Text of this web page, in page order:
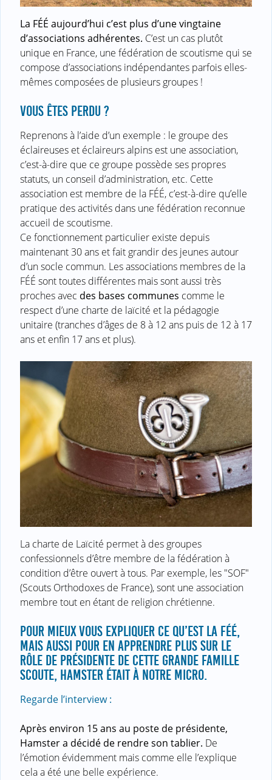
La FÉÉ aujourd’hui c’est plus d’une vingtaine
d’associations adhérentes. C’est un cas plutôt
unique en France, une fédération de scoutisme qui se
compose d’associations indépendantes parfois elles-
mêmes composées de plusieurs groupes !
VOUS ÊTES PERDU ?
Reprenons à l’aide d’un exemple : le groupe des
éclaireuses et éclaireurs alpins est une association,
c’est-à-dire que ce groupe possède ses propres
statuts, un conseil d’administration, etc. Cette
association est membre de la FÉÉ, c’est-à-dire qu’elle
pratique des activités dans une fédération reconnue
accueil de scoutisme.
Ce fonctionnement particulier existe depuis
maintenant 30 ans et fait grandir des jeunes autour
d’un socle commun. Les associations membres de la
FÉÉ sont toutes différentes mais sont aussi très
proches avec des bases communes comme le
respect d’une charte de laïcité et la pédagogie
unitaire (tranches d’âges de 8 à 12 ans puis de 12 à 17
ans et enfin 17 ans et plus).
La charte de Laïcité permet à des groupes
confessionnels d’être membre de la fédération à
condition d’être ouvert à tous. Par exemple, les "SOF"
(Scouts Orthodoxes de France), sont une association
membre tout en étant de religion chrétienne.
POUR MIEUX VOUS EXPLIQUER CE QU’EST LA FÉÉ,
MAIS AUSSI POUR EN APPRENDRE PLUS SUR LE
RÔLE DE PRÉSIDENTE DE CETTE GRANDE FAMILLE
SCOUTE, HAMSTER ÉTAIT À NOTRE MICRO.
Regarde l’interview :
Après environ 15 ans au poste de présidente,
Hamster a décidé de rendre son tablier. De
l’émotion évidemment mais comme elle l’explique
cela a été une belle expérience.